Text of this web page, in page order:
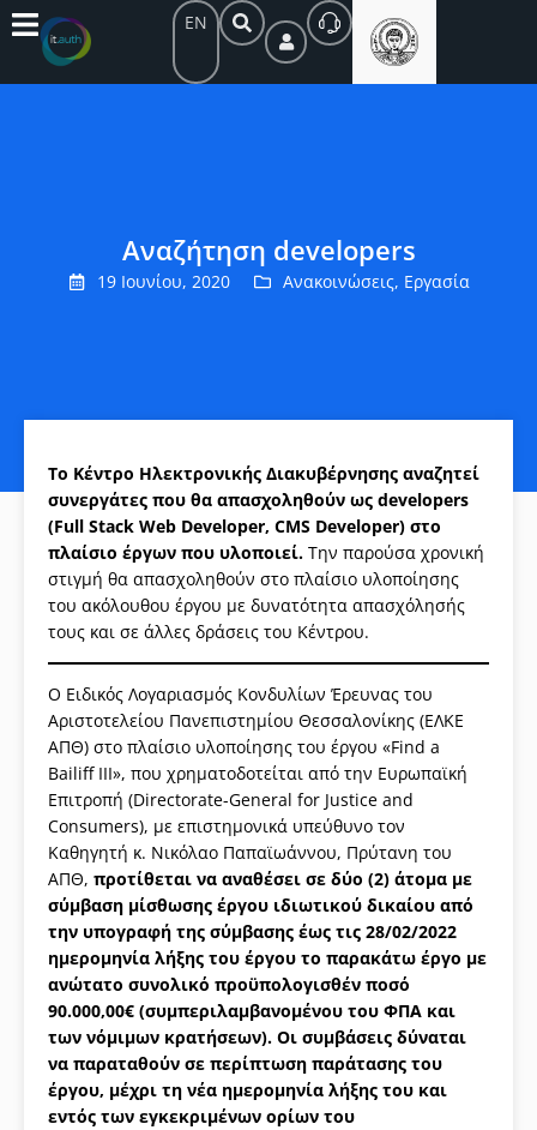
EN
Αναζήτηση developers
19 Ιουνίου, 2020 Ανακοινώσεις, Εργασία
Το Κέντρο Ηλεκτρονικής Διακυβέρνησης αναζητεί
συνεργάτες που θα απασχοληθούν ως developers
(Full Stack Web Developer, CMS Developer) στο
πλαίσιο έργων που υλοποιεί. Την παρούσα χρονική
στιγμή θα απασχοληθούν στο πλαίσιο υλοποίησης
του ακόλουθου έργου με δυνατότητα απασχόλησής
τους και σε άλλες δράσεις του Κέντρου.
Ο Ειδικός Λογαριασμός Κονδυλίων Έρευνας του
Αριστοτελείου Πανεπιστημίου Θεσσαλονίκης (ΕΛΚΕ
ΑΠΘ) στο πλαίσιο υλοποίησης του έργου «Find a
Bailiff III», που χρηματοδοτείται από την Ευρωπαϊκή
Επιτροπή (Directorate-General for Justice and
Consumers), με επιστημονικά υπεύθυνο τον
Καθηγητή κ. Νικόλαο Παπαϊωάννου, Πρύτανη του
ΑΠΘ, προτίθεται να αναθέσει σε δύο (2) άτομα με
σύμβαση μίσθωσης έργου ιδιωτικού δικαίου από
την υπογραφή της σύμβασης έως τις 28/02/2022
ημερομηνία λήξης του έργου το παρακάτω έργο με
ανώτατο συνολικό προϋπολογισθέν ποσό
90.000,00€ (συμπεριλαμβανομένου του ΦΠΑ και
των νόμιμων κρατήσεων). Οι συμβάσεις δύναται
να παραταθούν σε περίπτωση παράτασης του
έργου, μέχρι τη νέα ημερομηνία λήξης του και
εντός των εγκεκριμένων ορίων του